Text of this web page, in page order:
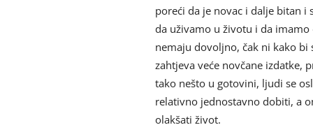
poreći da je novac i dalje bitan
da uživamo u životu i da
nemaju dovoljno, čak ni kako bi
zahtjeva veće novčane izdatke,
tako nešto u gotovini, ljudi se
relativno jednostavno dobiti, a
olakšati život.